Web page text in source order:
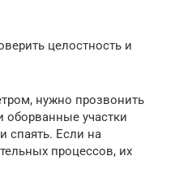
целостность и
нужно прозвонить
участки
спаять. Если на
процессов, их